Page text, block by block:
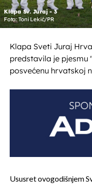
Klapa Sv. Juraj - 3
Foto: Toni Lekić/PR
Klapa Sveti Juraj
predstavila je pjesmu
posvećenu hrvatskoj
Ususret ovogodišnjem